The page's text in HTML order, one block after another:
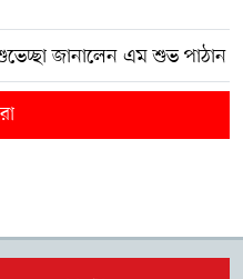
জানালেন এম শুভ পাঠান